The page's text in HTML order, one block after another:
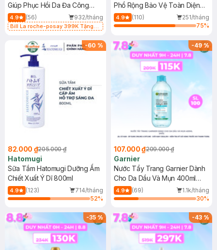
Giúp Phục Hồi Da Đa Công
Dụng 40ml
4.9 (56) 932/tháng
Bill La roche-posay 399K Tặng
(SL có hạn)
Phổ Rộng Bảo Vệ Toàn Diện
40ml
4.9 (110)
251/tháng
75%
-60 %
82.000 ₫205.000 ₫
Hatomugi
Sữa Tắm Hatomugi Dưỡng Ẩm
Chiết Xuất Ý Dĩ 800ml
4.9 (123)
714/tháng
52%
-49%
107.000 ₫209.000 ₫
Garnier
Nước Tẩy Trang Garnier Dành
Cho Da Dầu Và Mụn 400ml
(Mới)
4.9 (69)
1.1k/tháng
30%
-35% -43%